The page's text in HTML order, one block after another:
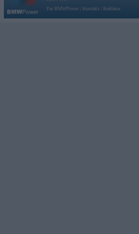
Par BMWPower
Kontakti Reklāma